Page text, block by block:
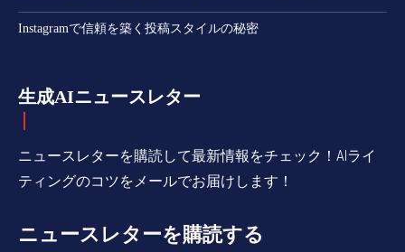
Instagramで信頼を築く投稿スタイルの秘密
生成AIニュースレター
ニュースレターを購読して最新情報をチェック！AIライ
ティングのコツをメールでお届けします！
ニュースレターを購読する